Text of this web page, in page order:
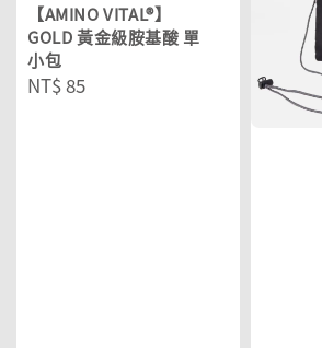
【AMINO VITAL®】
GOLD 黃金級胺基酸 單
小包
Regular
NT$ 85